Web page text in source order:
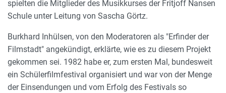
spielten die Mitglieder des Musikkurses der Fritjoff Nansen
Schule unter Leitung von Sascha Görtz.
Burkhard Inhülsen, von den Moderatoren als "Erfinder der
Filmstadt" angekündigt, erklärte, wie es zu diesem Projekt
gekommen sei. 1982 habe er, zum ersten Mal, bundesweit
ein Schülerfilmfestival organisiert und war von der Menge
der Einsendungen und vom Erfolg des Festivals so